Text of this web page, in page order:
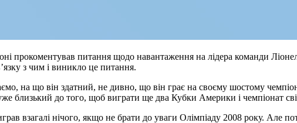
прокоментував питання щодо навантаження на лідера команди
з чим і виникло це питання.
на що він здатний, не дивно, що він грає на своєму шостому
близький до того, щоб виграти ще два Кубки Америки і чемпіонат
взагалі нічого, якщо не брати до уваги Олімпіаду 2008 року. Але